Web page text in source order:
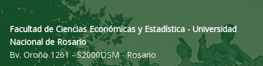
Facultad de Ciencias Económicas y Estadística - Universidad
Nacional de Rosario
Bv. Oroño 1261 - S2000DSM - Rosario